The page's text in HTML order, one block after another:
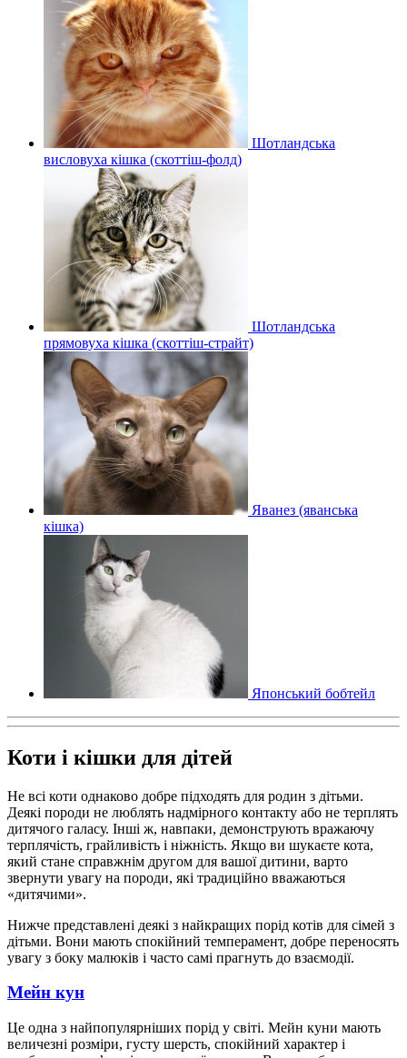
Шотландська
висловуха кішка (скоттіш-фолд)
Шотландська
прямовуха кішка (скоттіш-страйт)
Яванез (яванська
кішка)
Японський бобтейл
Коти і кішки для дітей
Не всі коти однаково добре підходять для родин з дітьми.
Деякі породи не люблять надмірного контакту або не терплять
дитячого галасу. Інші ж, навпаки, демонструють вражаючу
терплячість, грайливість і ніжність. Якщо ви шукаєте кота,
який стане справжнім другом для вашої дитини, варто
звернути увагу на породи, які традиційно вважаються
«дитячими».
Нижче представлені деякі з найкращих порід котів для сімей з
дітьми. Вони мають спокійний темперамент, добре переносять
увагу з боку малюків і часто самі прагнуть до взаємодії.
Мейн кун
Це одна з найпопулярніших порід у світі. Мейн куни мають
величезні розміри, густу шерсть, спокійний характер і